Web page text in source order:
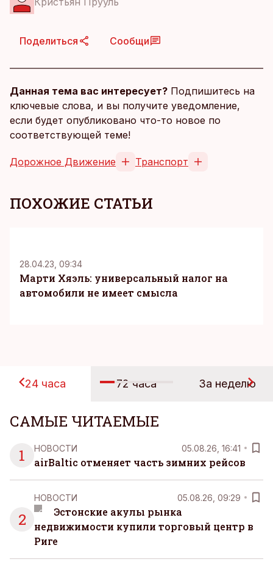
Поделиться Сообщи
Данная тема вас интересует? Подпишитесь на
ключевые слова, и вы получите уведомление,
если будет опубликовано что-то новое по
соответствующей теме!
Дорожное Движение Транспорт
ПОХОЖИЕ СТАТЬИ
28.04.23, 09:34
Марти Хяэль: универсальный налог на
автомобили не имеет смысла
24 часа 72 часа За неделю
САМЫЕ ЧИТАЕМЫЕ
1
НОВОСТИ 05.08.26, 16:41
airBaltic отменяет часть зимних рейсов
2
НОВОСТИ 05.08.26, 09:29
Эстонские акулы рынка
недвижимости купили торговый центр в
Риге